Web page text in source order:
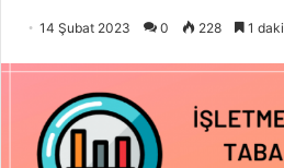
14 Şubat 2023 0 228 1